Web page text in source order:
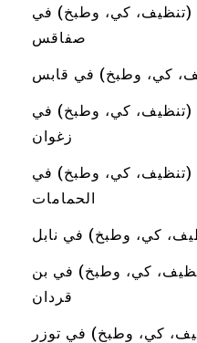
(تنظيف، كي، وطبخ) في
صفاقس
كي، وطبخ) في قابس
(تنظيف، كي، وطبخ) في
زغوان
(تنظيف، كي، وطبخ) في
الحمامات
كي، وطبخ) في نابل
كي، وطبخ) في بن
قردان
كي، وطبخ) في توزر